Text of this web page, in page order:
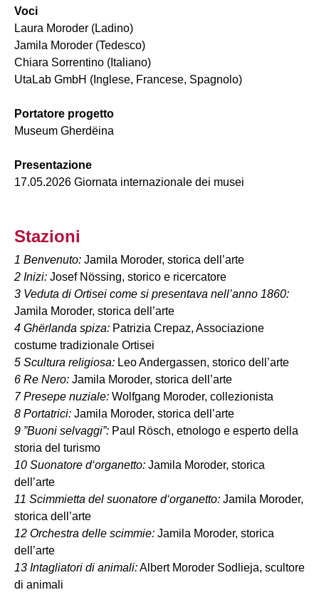
Voci
Laura Moroder (Ladino)
Jamila Moroder (Tedesco)
Chiara Sorrentino (Italiano)
UtaLab GmbH (Inglese, Francese, Spagnolo)
Portatore progetto
Museum Gherdëina
Presentazione
17.05.2026 Giornata internazionale dei musei
Stazioni
1 Benvenuto: Jamila Moroder, storica dell’arte
2 Inizi: Josef Nössing, storico e ricercatore
3 Veduta di Ortisei come si presentava nell’anno 1860:
Jamila Moroder, storica dell’arte
4 Ghërlanda spiza: Patrizia Crepaz, Associazione
costume tradizionale Ortisei
5 Scultura religiosa: Leo Andergassen, storico dell’arte
6 Re Nero: Jamila Moroder, storica dell’arte
7 Presepe nuziale: Wolfgang Moroder, collezionista
8 Portatrici: Jamila Moroder, storica dell’arte
9 ”Buoni selvaggi”: Paul Rösch, etnologo e esperto della
storia del turismo
10 Suonatore d‘organetto: Jamila Moroder, storica
dell’arte
11 Scimmietta del suonatore d‘organetto: Jamila Moroder,
storica dell’arte
12 Orchestra delle scimmie: Jamila Moroder, storica
dell’arte
13 Intagliatori di animali:Albert Moroder Sodlieja, scultore
di animali